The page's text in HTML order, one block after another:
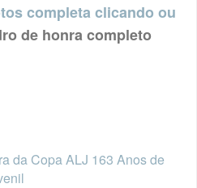
completa clicando ou
de honra completo
da Copa ALJ 163 Anos de